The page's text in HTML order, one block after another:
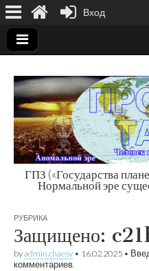
ГПЗ («Государства
Нормальной эре
РУБРИКА
Защищено:
byadmin.chaesv • 16.02.2025 •
комментариев.
Вход